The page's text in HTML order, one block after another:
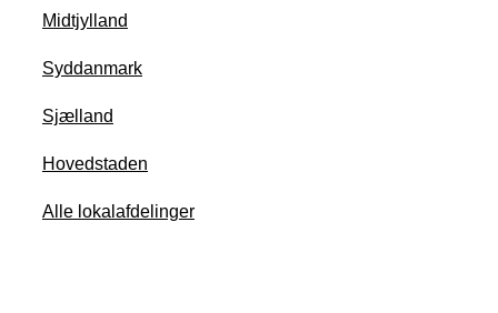
Midtjylland
Syddanmark
Sjælland
Hovedstaden
Alle lokalafdelinger